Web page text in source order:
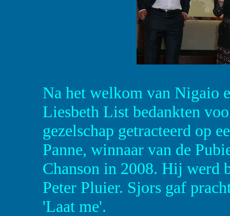
Na het welkom van Nigaio
Liesbeth List bedankten
gezelschap getracteerd op
Panne, winnaar van de
Chanson in 2008. Hij werd
Peter Pluier. Sjors gaf
'Laat me'.